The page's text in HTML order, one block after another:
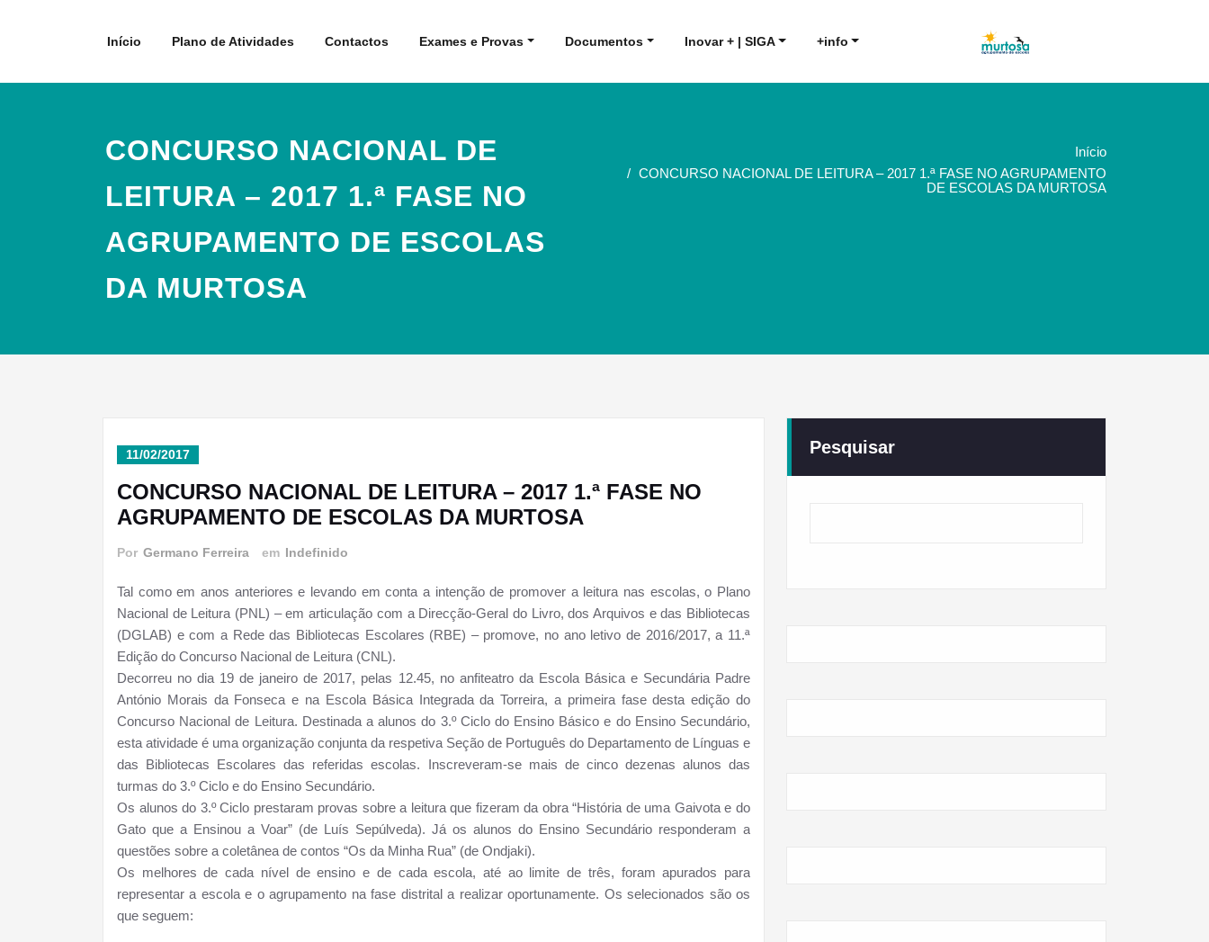
AE Murtosa
Agrupamento de Escolas da
Murtosa
Início Plano de Atividades Contactos Exames e Provas Documentos Inovar + | SIGA +info
CONCURSO NACIONAL DE
LEITURA – 2017 1.ª FASE NO
AGRUPAMENTO DE ESCOLAS
DA MURTOSA
Início
CONCURSO NACIONAL DE LEITURA – 2017 1.ª FASE NO AGRUPAMENTO
DE ESCOLAS DA MURTOSA
11/02/2017
CONCURSO NACIONAL DE LEITURA – 2017 1.ª FASE NO
AGRUPAMENTO DE ESCOLAS DA MURTOSA
Por Germano Ferreira em Indefinido
Tal como em anos anteriores e levando em conta a intenção de promover a leitura nas escolas, o Plano
Nacional de Leitura (PNL) – em articulação com a Direcção-Geral do Livro, dos Arquivos e das Bibliotecas
(DGLAB) e com a Rede das Bibliotecas Escolares (RBE) – promove, no ano letivo de 2016/2017, a 11.ª
Edição do Concurso Nacional de Leitura (CNL).
Decorreu no dia 19 de janeiro de 2017, pelas 12.45, no anfiteatro da Escola Básica e Secundária Padre
António Morais da Fonseca e na Escola Básica Integrada da Torreira, a primeira fase desta edição do
Concurso Nacional de Leitura. Destinada a alunos do 3.º Ciclo do Ensino Básico e do Ensino Secundário,
esta atividade é uma organização conjunta da respetiva Seção de Português do Departamento de Línguas e
das Bibliotecas Escolares das referidas escolas. Inscreveram-se mais de cinco dezenas alunos das
turmas do 3.º Ciclo e do Ensino Secundário.
Os alunos do 3.º Ciclo prestaram provas sobre a leitura que fizeram da obra “História de uma Gaivota e do
Gato que a Ensinou a Voar” (de Luís Sepúlveda). Já os alunos do Ensino Secundário responderam a
questões sobre a coletânea de contos “Os da Minha Rua” (de Ondjaki).
Os melhores de cada nível de ensino e de cada escola, até ao limite de três, foram apurados para
representar a escola e o agrupamento na fase distrital a realizar oportunamente. Os selecionados são os
que seguem:
Pesquisar